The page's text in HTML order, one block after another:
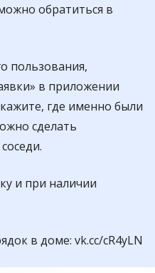
обратиться в
пользования,
в приложении
где именно были
сделать
и при наличии
в доме: vk.cc/cR4yLN